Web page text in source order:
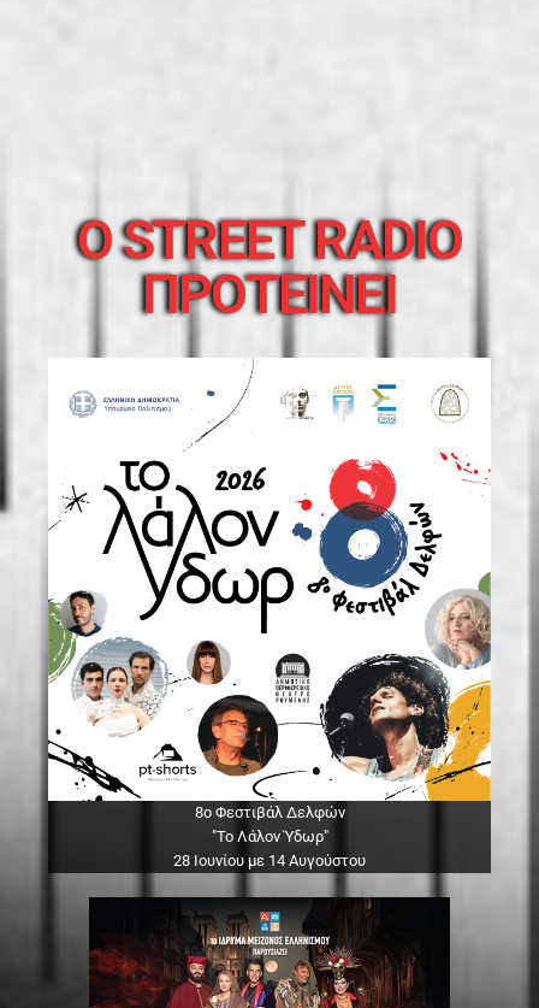
O STREET RADIO
ΠΡΟΤΕΙΝΕΙ
8ο Φεστιβάλ Δελφών
"Το Λάλον Ύδωρ"
28 Ιουνίου με 14 Αυγούστου